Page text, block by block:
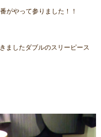
がやって参りました！！
ましたダブルのスリーピース